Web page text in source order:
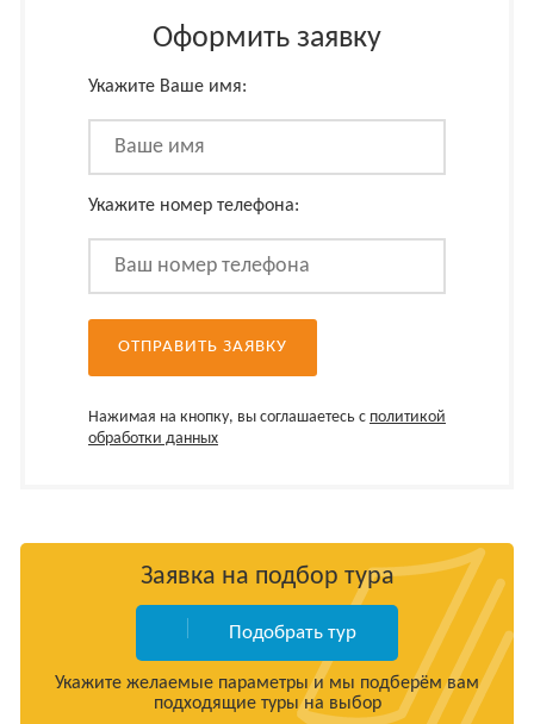
Оформить заявку
Укажите Ваше имя:
Укажите номер телефона:
Нажимая на кнопку, вы соглашаетесь с политикой
обработки данных
Заявка на подбор тура
Подобрать тур
Укажите желаемые параметры и мы подберём вам
подходящие туры на выбор